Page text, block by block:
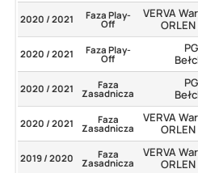
2020 / 2021 Faza Play-
Off
VERVA
2020 / 2021 Faza Play-
Off
2020 / 2021 Faza
Zasadnicza
2020 / 2021 Faza
Zasadnicza
VERVA
2019 / 2020 Faza
Zasadnicza
VERVA